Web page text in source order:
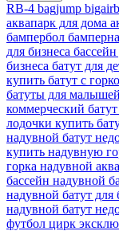
RB-4 bagjump
аквапарк для дома
бампербол
для бизнеса
бизнеса батут для
купить батут с
батуты для малышей
коммерческий батут
лодочки купить
надувной батут
купить надувную
горка надувной
бассейн надувной
надувной батут для
надувной батут
футбол цирк